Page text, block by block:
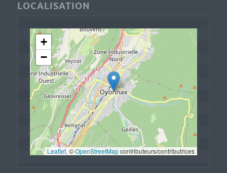
LOCALISATION
+
−
Leaflet, © OpenStreetMap contributeurs/contributrices